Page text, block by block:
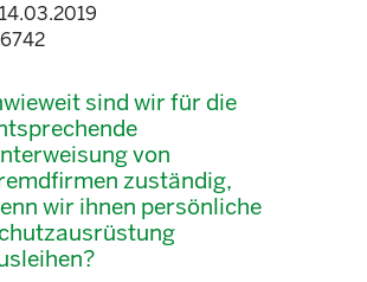
sind wir für die
von
zuständig,
wir ihnen persönliche